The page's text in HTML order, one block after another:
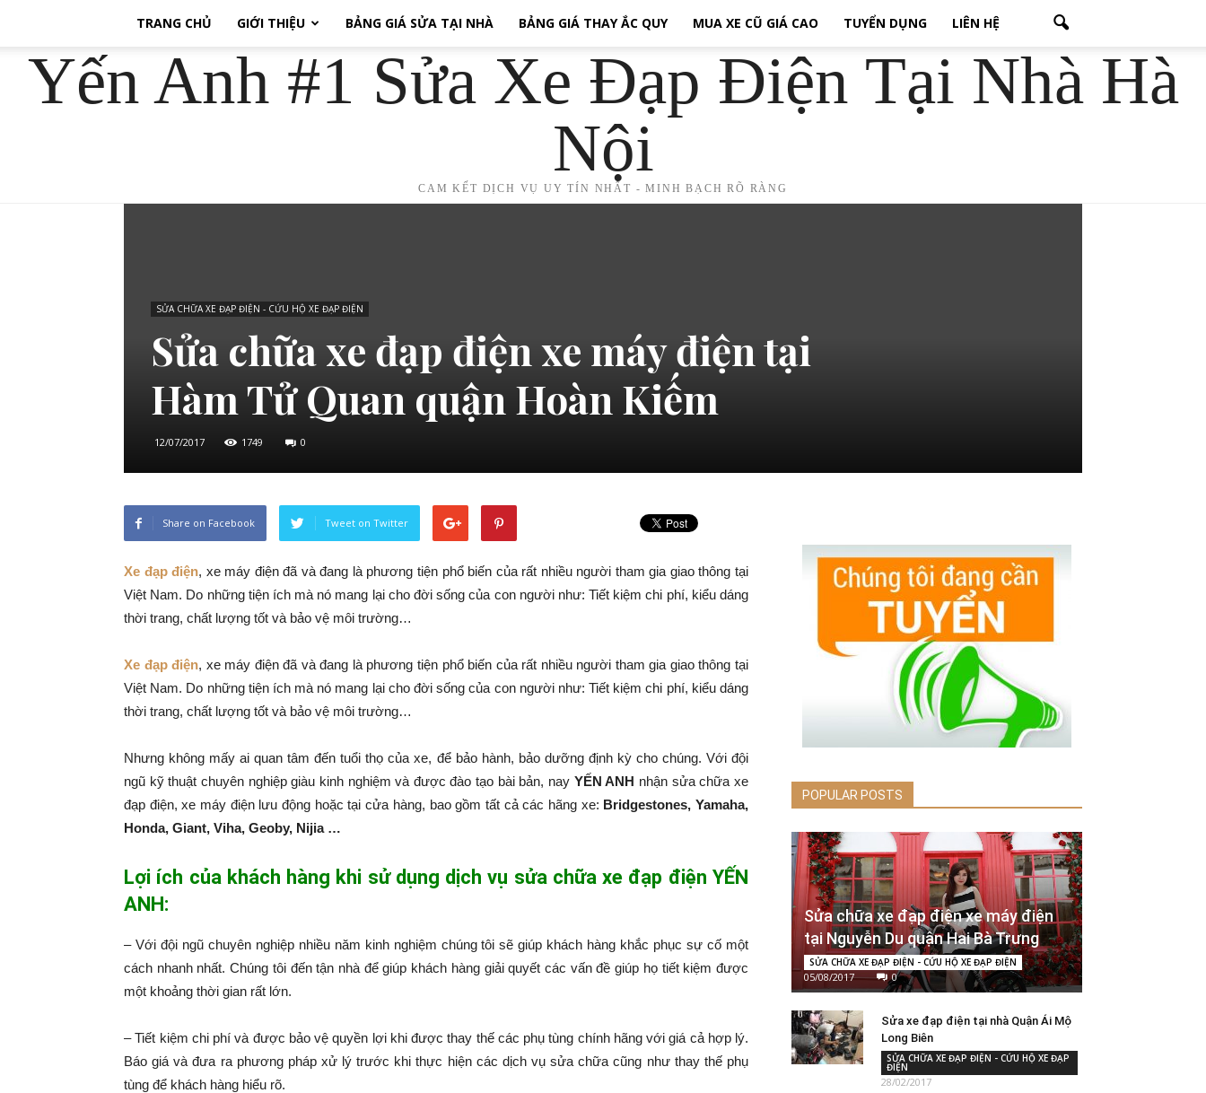
TRANG CHỦ GIỚI THIỆU BẢNG GIÁ SỬA TẠI NHÀ BẢNG GIÁ THAY ẮC QUY MUA XE CŨ GIÁ CAO TUYỂN DỤNG LIÊN HỆ
Yến Anh #1 Sửa Xe Đạp Điện Tại Nhà Hà
Nội
CAM KẾT DỊCH VỤ UY TÍN NHẤT - MINH BẠCH RÕ RÀNG
SỬA CHỮA XE ĐẠP ĐIỆN - CỨU HỘ XE ĐẠP ĐIỆN
Sửa chữa xe đạp điện xe máy điện tại
Hàm Tử Quan quận Hoàn Kiếm
12/07/2017 1749 0
Share on Facebook Tweet on Twitter
Xe đạp điện, xe máy điện đã và đang là phương tiện phổ biến của rất nhiều người tham gia giao thông tại
Việt Nam. Do những tiện ích mà nó mang lại cho đời sống của con người như: Tiết kiệm chi phí, kiểu dáng
thời trang, chất lượng tốt và bảo vệ môi trường…
Xe đạp điện, xe máy điện đã và đang là phương tiện phổ biến của rất nhiều người tham gia giao thông tại
Việt Nam. Do những tiện ích mà nó mang lại cho đời sống của con người như: Tiết kiệm chi phí, kiểu dáng
thời trang, chất lượng tốt và bảo vệ môi trường…
Nhưng không mấy ai quan tâm đến tuổi thọ của xe, để bảo hành, bảo dưỡng định kỳ cho chúng. Với đội
ngũ kỹ thuật chuyên nghiệp giàu kinh nghiệm và được đào tạo bài bản, nay YẾN ANH nhận sửa chữa xe
đạp điện, xe máy điện lưu động hoặc tại cửa hàng, bao gồm tất cả các hãng xe: Bridgestones, Yamaha,
Honda, Giant, Viha, Geoby, Nijia …
Lợi ích của khách hàng khi sử dụng dịch vụ sửa chữa xe đạp điện YẾN
ANH:
– Với đội ngũ chuyên nghiệp nhiều năm kinh nghiệm chúng tôi sẽ giúp khách hàng khắc phục sự cố một
cách nhanh nhất. Chúng tôi đến tận nhà để giúp khách hàng giải quyết các vấn đề giúp họ tiết kiệm được
một khoảng thời gian rất lớn.
– Tiết kiệm chi phí và được bảo vệ quyền lợi khi được thay thế các phụ tùng chính hãng với giá cả hợp lý.
Báo giá và đưa ra phương pháp xử lý trước khi thực hiện các dịch vụ sửa chữa cũng như thay thế phụ
tùng để khách hàng hiểu rõ.
POPULAR POSTS
Sửa chữa xe đạp điện xe máy điện
tại Nguyễn Du quận Hai Bà Trưng
SỬA CHỮA XE ĐẠP ĐIỆN - CỨU HỘ XE ĐẠP ĐIỆN
05/08/2017 0
Sửa xe đạp điện tại nhà Quận Ái Mộ
Long Biên
SỬA CHỮA XE ĐẠP ĐIỆN - CỨU HỘ XE ĐẠP
ĐIỆN
28/02/2017